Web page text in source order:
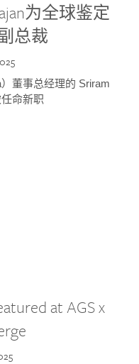
为全球鉴定
总裁
董事总经理的 Sriram
命新职
at AGS x